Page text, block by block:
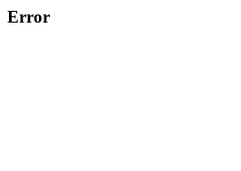
Error